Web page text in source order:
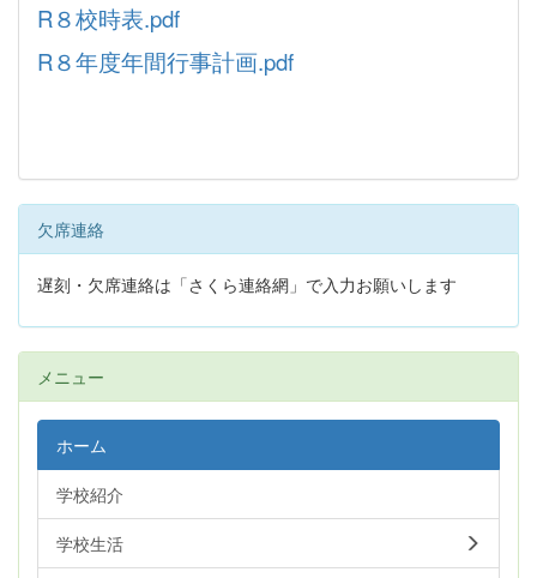
R８校時表.pdf
R８年度年間行事計画.pdf
欠席連絡
遅刻・欠席連絡は「さくら連絡網」で入力お願いします
メニュー
ホーム
学校紹介
学校生活